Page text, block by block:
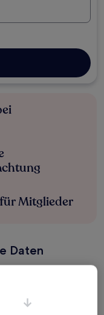
Mitglieder
Daten
Wochenende